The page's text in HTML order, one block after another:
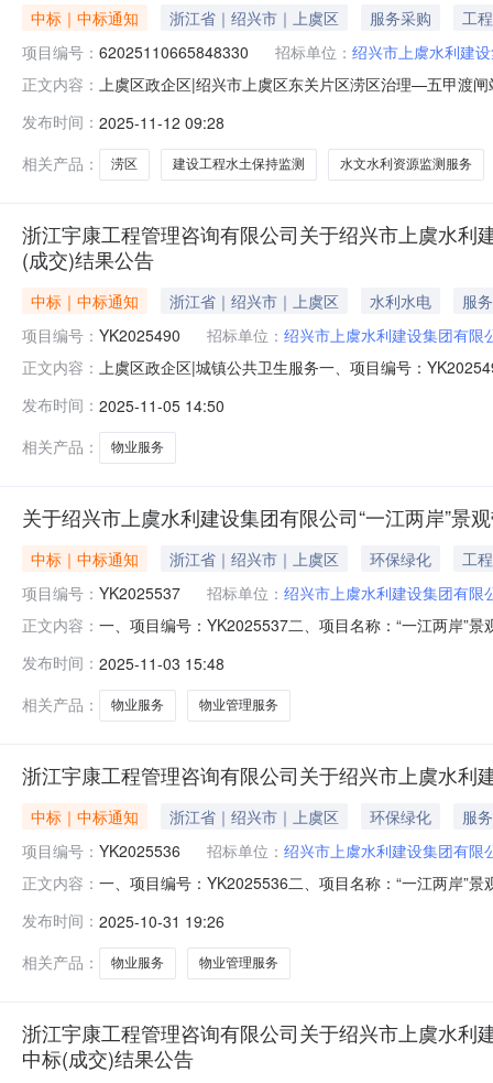
中标｜中标通知 浙江省｜绍兴市｜上虞区 服务采购
工程
项目编号： 62025110665848330 招标单位： 绍兴市上虞水利建
正文内容： 上虞区政企区|绍兴市上虞区东关片区涝区治理—五甲渡
区划编码：900603项目所在行政区划名称：上虞区政企
发布时间： 2025-11-12 09:28
相关产品：
涝区 建设工程水土保持监测 水文水利资源监测服务
浙江宇康工程管理咨询有限公司关于绍兴市上虞水
(成交)结果公告
中标｜中标通知 浙江省｜绍兴市｜上虞区 水利水电
服务
项目编号： YK2025490 招标单位： 绍兴市上虞水利建设集团有限
正文内容： 上虞区政企区|城镇公共卫生服务一、项目编号：
他事项四、主要标的信息服务类主要标的信息：序号标
发布时间： 2025-11-05 14:50
相关产品：
物业服务
关于绍兴市上虞水利建设集团有限公司“一江两岸”
中标｜中标通知 浙江省｜绍兴市｜上虞区 环保绿化
工程
项目编号： YK2025537 招标单位： 绍兴市上虞水利建设集团有限
正文内容： 一、项目编号：YK2025537二、项目名称：“一江两岸”
号302室2.废标结果:序号标项名称废标理由其他事项四
发布时间： 2025-11-03 15:48
相关产品：
物业服务 物业管理服务
浙江宇康工程管理咨询有限公司关于绍兴市上虞水利
中标｜中标通知 浙江省｜绍兴市｜上虞区 环保绿化
服务
项目编号： YK2025536 招标单位： 绍兴市上虞水利建设集团有限
正文内容： 一、项目编号：YK2025536二、项目名称：“一江两岸”
发区林语路288号2.废标结果:序号标项名称废标理由其
发布时间： 2025-10-31 19:26
相关产品：
物业服务 物业管理服务
浙江宇康工程管理咨询有限公司关于绍兴市上虞水
中标(成交)结果公告